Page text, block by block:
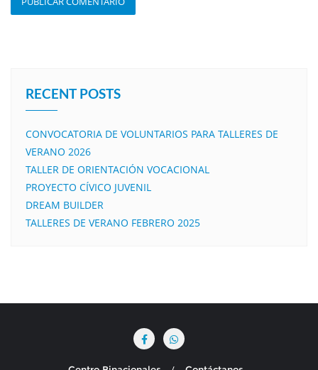
RECENT POSTS
CONVOCATORIA DE VOLUNTARIOS PARA TALLERES DE
VERANO 2026
TALLER DE ORIENTACIÓN VOCACIONAL
PROYECTO CÍVICO JUVENIL
DREAM BUILDER
TALLERES DE VERANO FEBRERO 2025